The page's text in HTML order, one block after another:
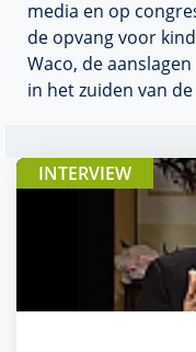
media en op
de opvang voor
Waco, de
in het zuiden van
INTERVIEW